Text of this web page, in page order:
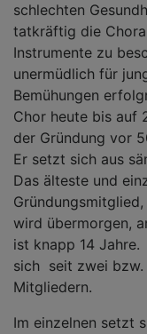
schlechten
tatkräftig die
Instrumente zu
unermüdlich für
Bemühungen
Chor heute bis auf
der Gründung vor
Er setzt sich aus
Das älteste und
wird übermorgen,
ist knapp 14
sich seit zwei bzw.
Mitgliedern.
Im einzelnen setzt